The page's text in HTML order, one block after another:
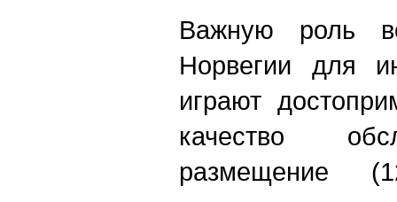
Важную роль
Норвегии для
играют
качество
размещение